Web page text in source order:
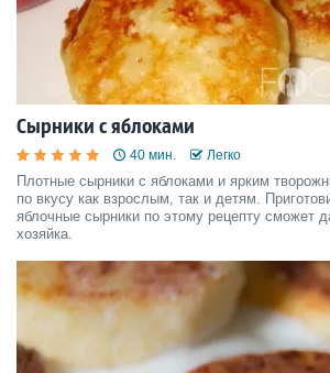
Сырники с яблоками
40 мин. Легко
Плотные сырники с яблоками и ярким
по вкусу как взрослым, так и детям.
яблочные сырники по этому рецепту сможет
хозяйка.